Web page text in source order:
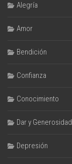
Alegría
Amor
Bendición
Confianza
Conocimiento
Dar y Generosidad
Depresión